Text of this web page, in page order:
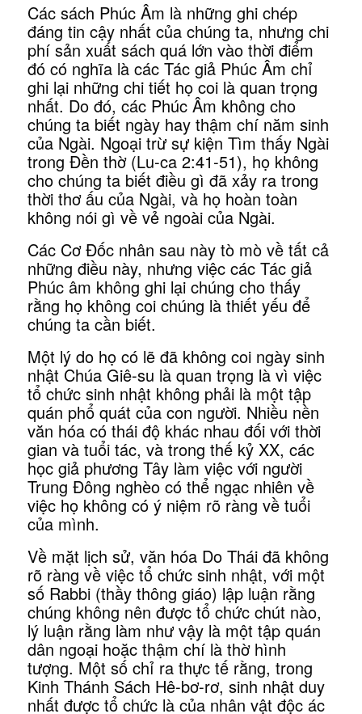
Các sách Phúc Âm là những ghi chép
đáng tin cậy nhất của chúng ta, nhưng chi
phí sản xuất sách quá lớn vào thời điểm
đó có nghĩa là các Tác giả Phúc Âm chỉ
ghi lại những chi tiết họ coi là quan trọng
nhất. Do đó, các Phúc Âm không cho
chúng ta biết ngày hay thậm chí năm sinh
của Ngài. Ngoại trừ sự kiện Tìm thấy Ngài
trong Đền thờ (Lu-ca 2:41-51), họ không
cho chúng ta biết điều gì đã xảy ra trong
thời thơ ấu của Ngài, và họ hoàn toàn
không nói gì về vẻ ngoài của Ngài.
Các Cơ Đốc nhân sau này tò mò về tất cả
những điều này, nhưng việc các Tác giả
Phúc âm không ghi lại chúng cho thấy
rằng họ không coi chúng là thiết yếu để
chúng ta cần biết.
Một lý do họ có lẽ đã không coi ngày sinh
nhật Chúa Giê-su là quan trọng là vì việc
tổ chức sinh nhật không phải là một tập
quán phổ quát của con người. Nhiều nền
văn hóa có thái độ khác nhau đối với thời
gian và tuổi tác, và trong thế kỷ XX, các
học giả phương Tây làm việc với người
Trung Đông nghèo có thể ngạc nhiên về
việc họ không có ý niệm rõ ràng về tuổi
của mình.
Về mặt lịch sử, văn hóa Do Thái đã không
rõ ràng về việc tổ chức sinh nhật, với một
số Rabbi (thầy thông giáo) lập luận rằng
chúng không nên được tổ chức chút nào,
lý luận rằng làm như vậy là một tập quán
dân ngoại hoặc thậm chí là thờ hình
tượng. Một số chỉ ra thực tế rằng, trong
Kinh Thánh Sách Hê-bơ-rơ, sinh nhật duy
nhất được tổ chức là của nhân vật độc ác